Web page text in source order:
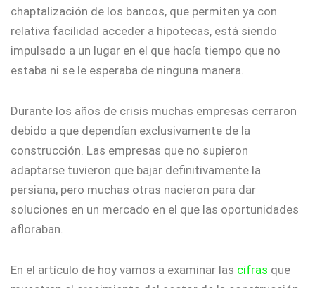
chaptalización de los bancos, que permiten ya con
relativa facilidad acceder a hipotecas, está siendo
impulsado a un lugar en el que hacía tiempo que no
estaba ni se le esperaba de ninguna manera.
Durante los años de crisis muchas empresas cerraron
debido a que dependían exclusivamente de la
construcción. Las empresas que no supieron
adaptarse tuvieron que bajar definitivamente la
persiana, pero muchas otras nacieron para dar
soluciones en un mercado en el que las oportunidades
afloraban.
En el artículo de hoy vamos a examinar las cifras que